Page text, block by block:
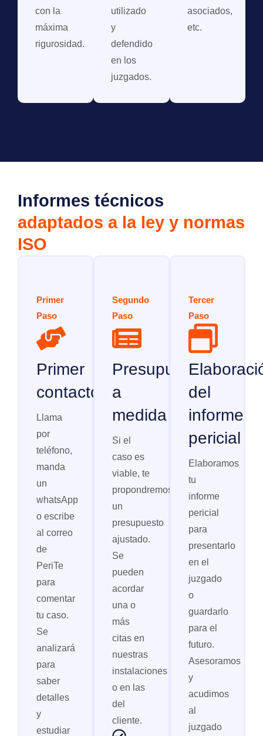
con la
máxima
rigurosidad.
utilizado
y
defendido
en los
juzgados.
asociados,
etc.
Informes técnicos
adaptados a la ley y normas
ISO
Primer
Paso
Primer
contacto
Llama
por
teléfono,
manda
un
whatsApp
o escribe
al correo
de
PeriTe
para
comentar
tu caso.
Se
analizará
para
saber
detalles
y
estudiar
Segundo
Paso
Presupuesto
a
medida
Si el
caso es
viable, te
propondremos
un
presupuesto
ajustado.
Se
pueden
acordar
una o
más
citas en
nuestras
instalaciones
o en las
del
cliente.
Tercer
Paso
del
informe
pericial
Elaboramos
tu
informe
pericial
para
presentarlo
en el
juzgado
o
guardarlo
para el
futuro.
Asesoramos
y
acudimos
al
juzgado